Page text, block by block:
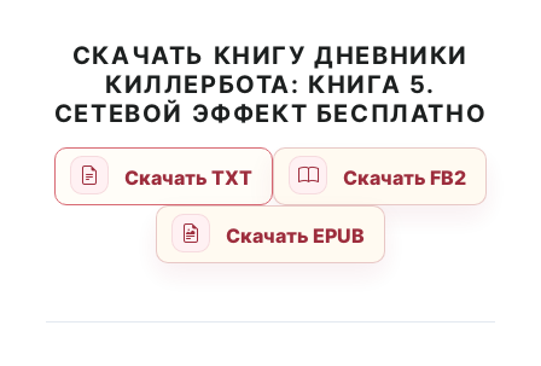
СКАЧАТЬ КНИГУ ДНЕВНИКИ
КИЛЛЕРБОТА: КНИГА 5.
СЕТЕВОЙ ЭФФЕКТ БЕСПЛАТНО
Скачать TXT Скачать FB2
Скачать EPUB